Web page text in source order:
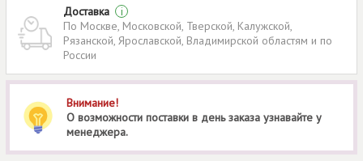
Доставка
i
По Москве, Московской, Тверской, Калужской,
Рязанской, Ярославской, Владимирской областям и по
России
Внимание!
О возможности поставки в день заказа узнавайте у
менеджера.